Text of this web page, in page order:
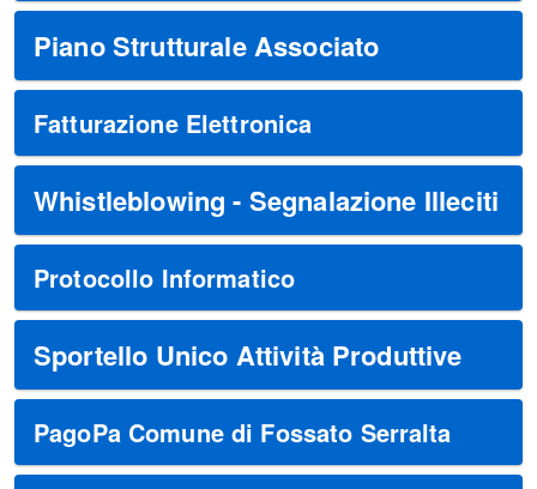
Piano Strutturale Associato
Fatturazione Elettronica
Whistleblowing - Segnalazione Illeciti
Protocollo Informatico
Sportello Unico Attività Produttive
PagoPa Comune di Fossato Serralta